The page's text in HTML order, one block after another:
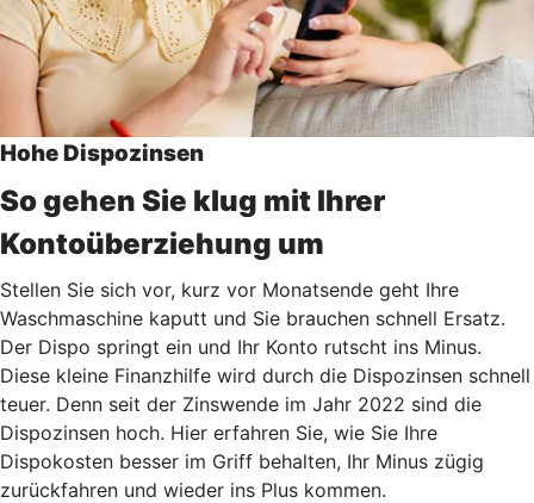
Hohe Dispozinsen
So gehen Sie klug mit Ihrer
Kontoüberziehung um
Stellen Sie sich vor, kurz vor Monatsende geht Ihre
Waschmaschine kaputt und Sie brauchen schnell Ersatz.
Der Dispo springt ein und Ihr Konto rutscht ins Minus.
Diese kleine Finanzhilfe wird durch die Dispozinsen schnell
teuer. Denn seit der Zinswende im Jahr 2022 sind die
Dispozinsen hoch. Hier erfahren Sie, wie Sie Ihre
Dispokosten besser im Griff behalten, Ihr Minus zügig
zurückfahren und wieder ins Plus kommen.